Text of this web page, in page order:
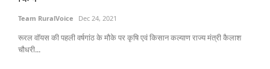
Agritech
Team RuralVoice Dec 24, 2021
रूरल वॉयस की पहली वर्षगांठ के मौके पर कृषि एवं किसान कल्याण राज्य मंत्री कैलाश
चौधरी...